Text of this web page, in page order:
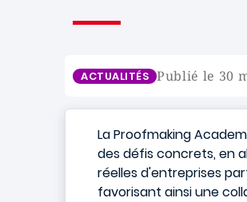
ACTUALITÉS Publié le 30
La Proofmaking
des défis concrets, en
réelles d'entreprises
favorisant ainsi une